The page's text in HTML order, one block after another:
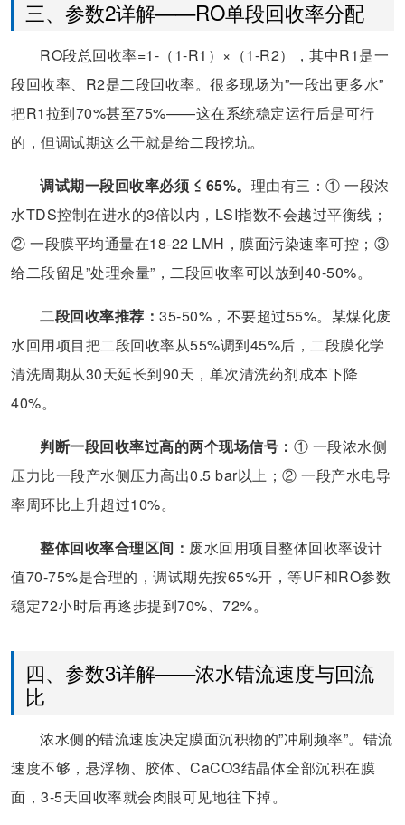
三、参数2详解——RO单段回收率分配
RO段总回收率=1-（1-R1）×（1-R2），其中R1是一
段回收率、R2是二段回收率。很多现场为”一段出更多水”
把R1拉到70%甚至75%——这在系统稳定运行后是可行
的，但调试期这么干就是给二段挖坑。
调试期一段回收率必须 ≤ 65%。 理由有三：① 一段浓
水TDS控制在进水的3倍以内，LSI指数不会越过平衡线；
② 一段膜平均通量在18-22 LMH，膜面污染速率可控；③
给二段留足”处理余量”，二段回收率可以放到40-50%。
二段回收率推荐： 35-50%，不要超过55%。某煤化废
水回用项目把二段回收率从55%调到45%后，二段膜化学
清洗周期从30天延长到90天，单次清洗药剂成本下降
40%。
判断一段回收率过高的两个现场信号： ① 一段浓水侧
压力比一段产水侧压力高出0.5 bar以上；② 一段产水电导
率周环比上升超过10%。
整体回收率合理区间： 废水回用项目整体回收率设计
值70-75%是合理的，调试期先按65%开，等UF和RO参数
稳定72小时后再逐步提到70%、72%。
四、参数3详解——浓水错流速度与回流
比
浓水侧的错流速度决定膜面沉积物的”冲刷频率”。错流
速度不够，悬浮物、胶体、CaCO3结晶体全部沉积在膜
面，3-5天回收率就会肉眼可见地往下掉。